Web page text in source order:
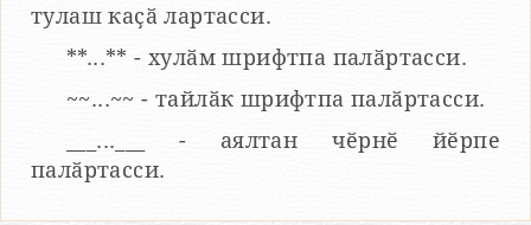
тулаш каҫӑ лартасси.
**...** - хулӑм шрифтпа палӑртасси.
~~...~~ - тайлӑк шрифтпа палӑртасси.
___...___ - аялтан чӗрнӗ йӗрпе
палӑртасси.